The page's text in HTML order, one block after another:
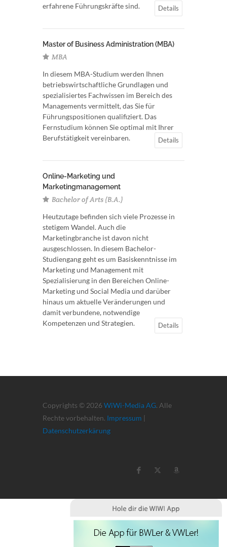
erfahrene Führungskräfte sind.
Details
Master of Business Administration (MBA)
MBA
In diesem MBA-Studium werden Ihnen
betriebswirtschaftliche Grundlagen und
spezialisiertes Fachwissen im Bereich des
Managements vermittelt, das Sie für
Führungspositionen qualifiziert. Das
Fernstudium können Sie optimal mit Ihrer
Berufstätigkeit vereinbaren.
Details
Online-Marketing und
Marketingmanagement
Bachelor of Arts (B.A.)
Heutzutage befinden sich viele Prozesse in
stetigem Wandel. Auch die
Marketingbranche ist davon nicht
ausgeschlossen. In diesem Bachelor-
Studiengang geht es um Basiskenntnisse im
Marketing und Management mit
Spezialisierung in den Bereichen Online-
Marketing und Social Media und darüber
hinaus um aktuelle Veränderungen und
damit verbundene, notwendige
Kompetenzen und Strategien.
Details
Copyrights © 2026 WiWi-Media AG. Alle
Rechte vorbehalten. Impressum |
Datenschutzerkärung